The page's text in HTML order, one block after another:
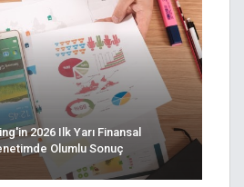
2026 Ilk Yarı Finansal
Olumlu Sonuç